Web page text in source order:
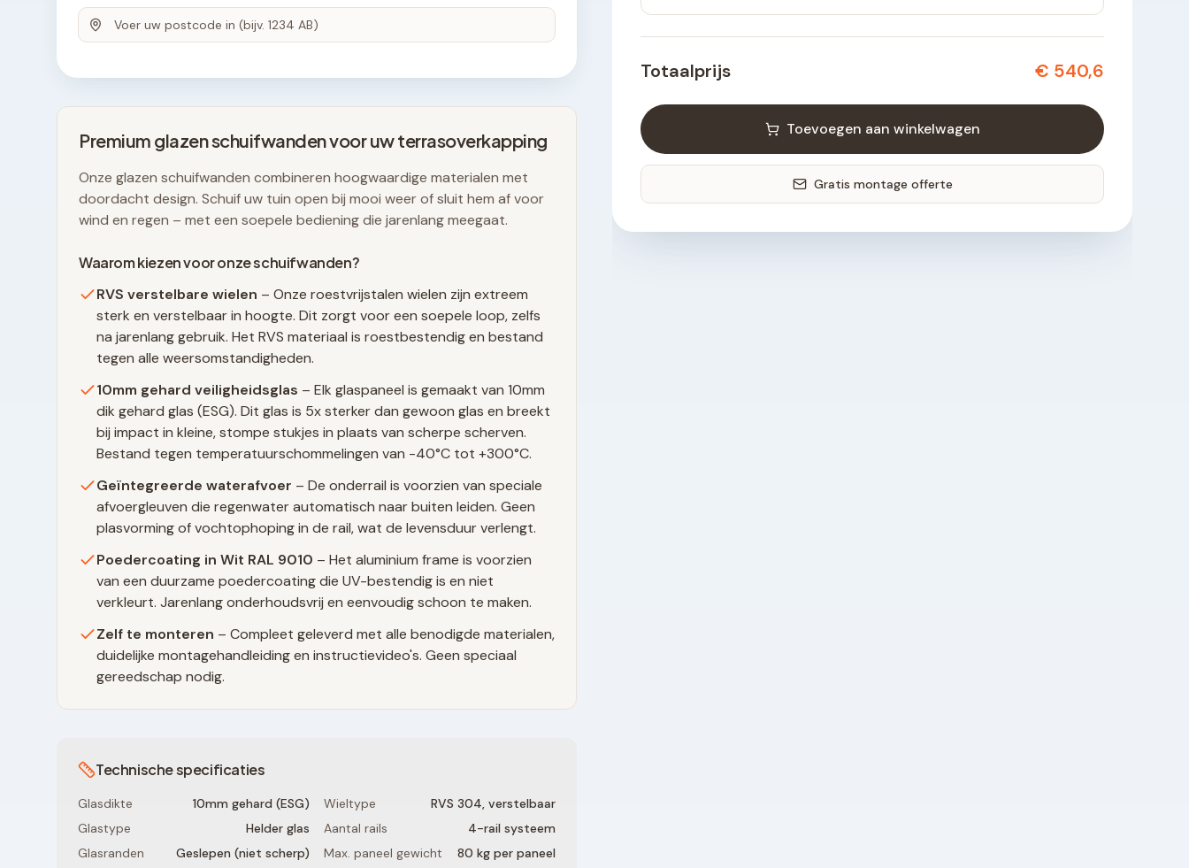
Premium glazen schuifwanden voor uw terrasoverkapping
Onze glazen schuifwanden combineren hoogwaardige materialen met
doordacht design. Schuif uw tuin open bij mooi weer of sluit hem af voor
wind en regen – met een soepele bediening die jarenlang meegaat.
Waarom kiezen voor onze schuifwanden?
RVS verstelbare wielen – Onze roestvrijstalen wielen zijn extreem
sterk en verstelbaar in hoogte. Dit zorgt voor een soepele loop, zelfs
na jarenlang gebruik. Het RVS materiaal is roestbestendig en bestand
tegen alle weersomstandigheden.
10mm gehard veiligheidsglas – Elk glaspaneel is gemaakt van 10mm
dik gehard glas (ESG). Dit glas is 5x sterker dan gewoon glas en breekt
bij impact in kleine, stompe stukjes in plaats van scherpe scherven.
Bestand tegen temperatuurschommelingen van -40°C tot +300°C.
Geïntegreerde waterafvoer – De onderrail is voorzien van speciale
afvoergleuven die regenwater automatisch naar buiten leiden. Geen
plasvorming of vochtophoping in de rail, wat de levensduur verlengt.
Poedercoating in Wit RAL 9010 – Het aluminium frame is voorzien
van een duurzame poedercoating die UV-bestendig is en niet
verkleurt. Jarenlang onderhoudsvrij en eenvoudig schoon te maken.
Zelf te monteren – Compleet geleverd met alle benodigde materialen,
duidelijke montagehandleiding en instructievideo's. Geen speciaal
gereedschap nodig.
Technische specificaties
Glasdikte
10mm gehard (ESG)
Glastype
Helder glas
Glasranden
Geslepen (niet scherp)
Wieltype
RVS 304, verstelbaar
Aantal rails
4-rail systeem
Max. paneel gewicht
80 kg per paneel
Totaalprijs € 540,6
Toevoegen aan winkelwagen
Gratis montage offerte